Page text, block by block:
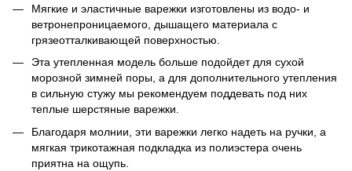
Мягкие и эластичные варежки изготовлены из водо- и
ветронепроницаемого, дышащего материала с
грязеотталкивающей поверхностью.
Эта утепленная модель больше подойдет для сухой
морозной зимней поры, а для дополнительного утепления
в сильную стужу мы рекомендуем поддевать под них
теплые шерстяные варежки.
Благодаря молнии, эти варежки легко надеть на ручки, а
мягкая трикотажная подкладка из полиэстера очень
приятна на ощупь.